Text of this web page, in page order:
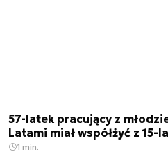
57-latek pracujący z
Latami miał współżyć z 15-
1 min.